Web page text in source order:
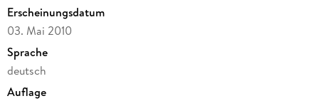
Erscheinungsdatum
03. Mai 2010
Sprache
deutsch
Auflage